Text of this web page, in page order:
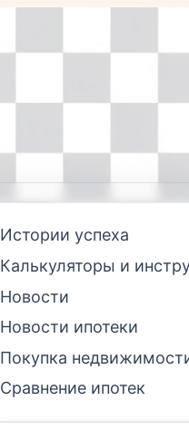
Истории успеха
Калькуляторы и
Новости
Новости ипотеки
Покупка
Сравнение ипотек